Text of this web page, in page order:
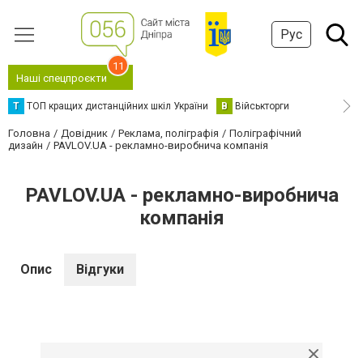
Рус
Наші спецпроєкти
11
Т ТОП кращих дистанційних шкіл України В Військторги
Головна Довідник Реклама, поліграфія
Поліграфічний
дизайн
PAVLOV.UA - рекламно-виробнича компанія
PAVLOV.UA - рекламно-виробнича
компанія
Опис Відгуки